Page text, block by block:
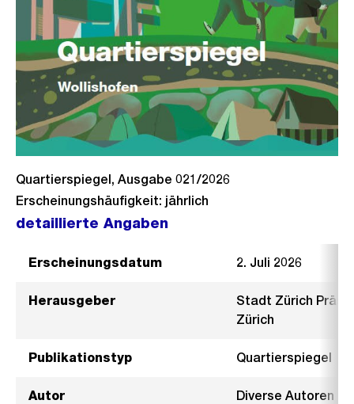
Quartierspiegel, Ausgabe 021/2026
Erscheinungshäufigkeit: jährlich
detaillierte Angaben
Erscheinungsdatum 2. Juli 2026
Herausgeber
Stadt Zürich
Zürich
Publikationstyp Quartierspiegel
Autor Diverse Autoren